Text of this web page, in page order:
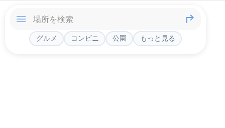
グルメ コンビニ 公園 もっと見る